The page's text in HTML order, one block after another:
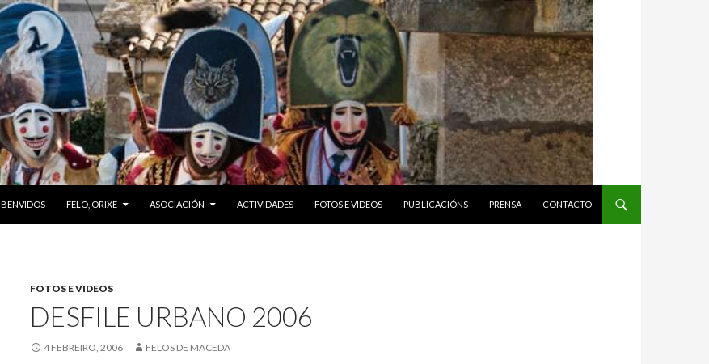
BENVIDOS
FELO, ORIXE ASOCIACIÓN ACTIVIDADES FOTOS E VIDEOS PUBLICACIÓNS PRENSA CONTACTO
FOTOS E VIDEOS
DESFILE URBANO 2006
4 FEBREIRO, 2006 FELOS DE MACEDA